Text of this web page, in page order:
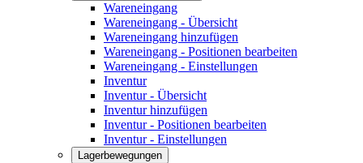
Wareneingang
Wareneingang - Übersicht
Wareneingang hinzufügen
Wareneingang - Positionen bearbeiten
Wareneingang - Einstellungen
Inventur
Inventur - Übersicht
Inventur hinzufügen
Inventur - Positionen bearbeiten
Inventur - Einstellungen
Lagerbewegungen